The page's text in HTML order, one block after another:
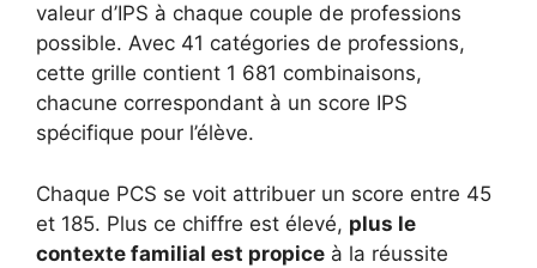
valeur d’IPS à chaque couple de professions
possible. Avec 41 catégories de professions,
cette grille contient 1 681 combinaisons,
chacune correspondant à un score IPS
spécifique pour l’élève.
Chaque PCS se voit attribuer un score entre 45
et 185. Plus ce chiffre est élevé, plus le
contexte familial est propice à la réussite